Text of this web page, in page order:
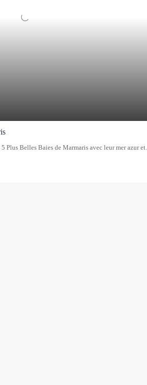
Plus Belles Baies de Marmaris avec leur mer azur et...